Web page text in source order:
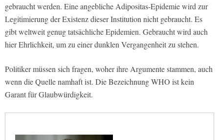
gebraucht werden. Eine angebliche Adipositas-Epidemie wird zur
Legitimierung der Existenz dieser Institution nicht gebraucht. Es
gibt weltweit genug tatsächliche Epidemien. Gebraucht wird auch
hier Ehrlichkeit, um zu einer dunklen Vergangenheit zu stehen.
Politiker müssen sich fragen, woher ihre Argumente stammen, auch
wenn die Quelle namhaft ist. Die Bezeichnung WHO ist kein
Garant für Glaubwürdigkeit.